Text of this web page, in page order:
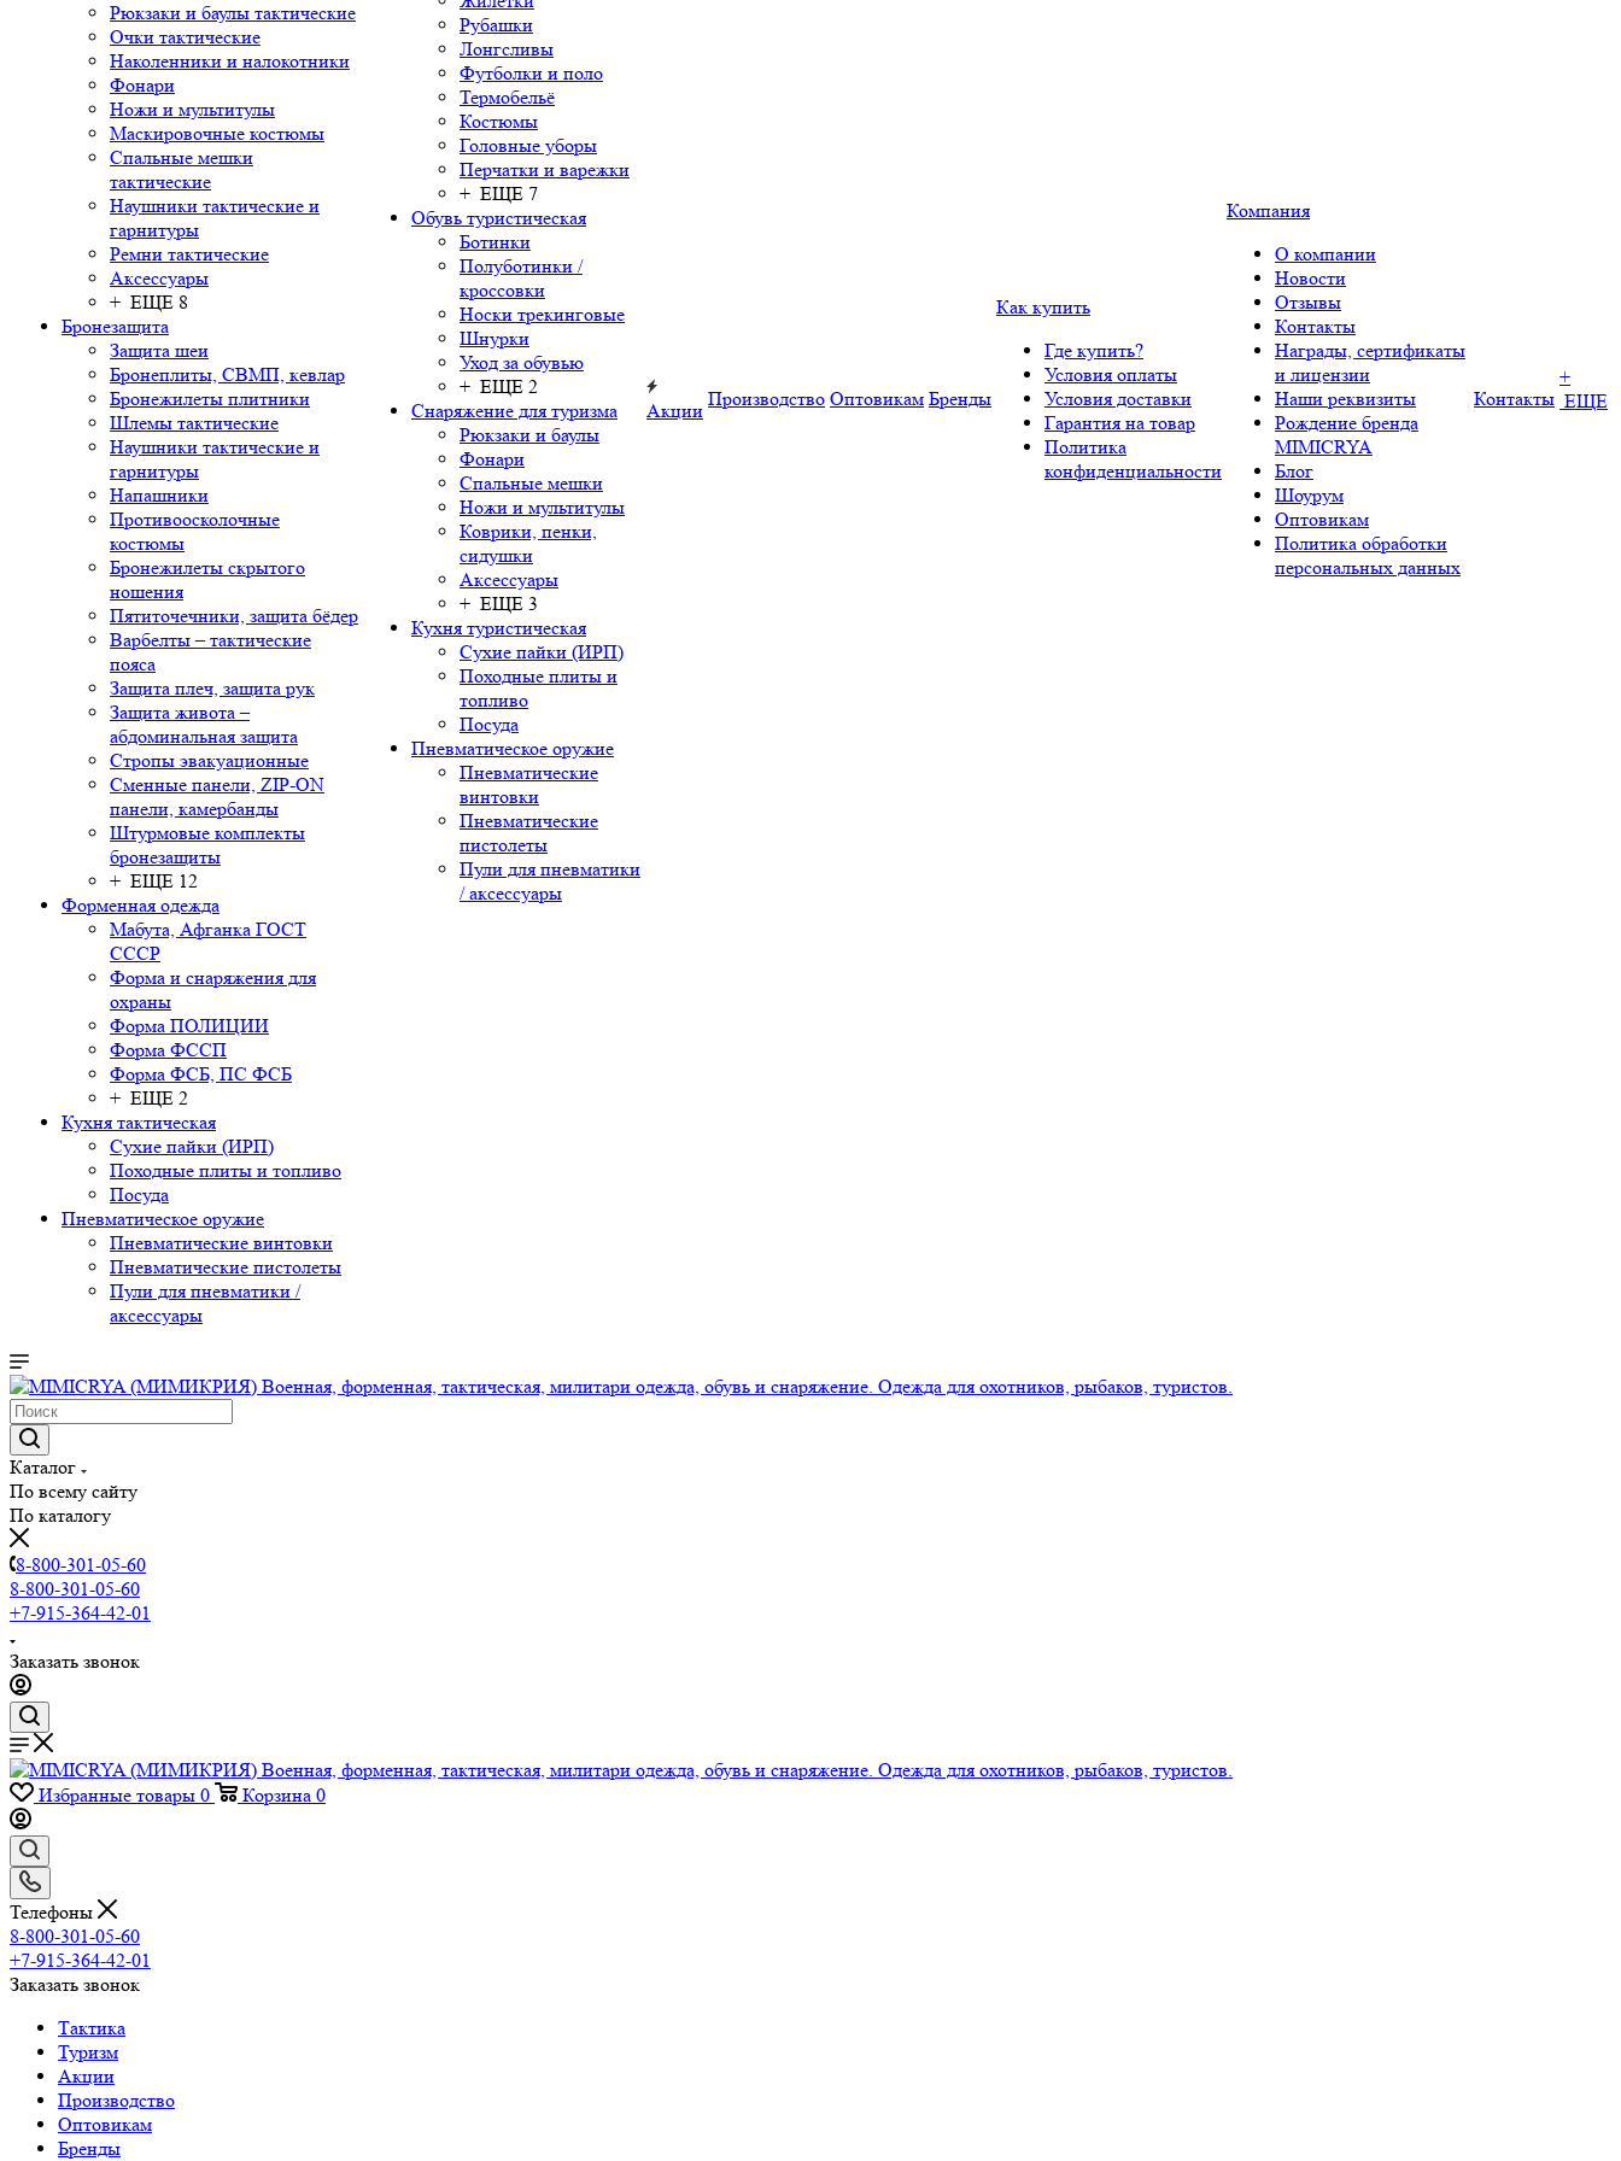
Рюкзаки и баулы тактические
Очки тактические
Наколенники и налокотники
Фонари
Ножи и мультитулы
Маскировочные костюмы
Спальные мешки
тактические
Наушники тактические и
гарнитуры
Ремни тактические
Аксессуары
+ ЕЩЕ 8
Бронезащита
Защита шеи
Бронеплиты, СВМП, кевлар
Бронежилеты плитники
Шлемы тактические
Наушники тактические и
гарнитуры
Напашники
Противоосколочные
костюмы
Бронежилеты скрытого
ношения
Пятиточечники, защита бёдер
Варбелты – тактические
пояса
Защита плеч, защита рук
Защита живота –
абдоминальная защита
Стропы эвакуационные
Сменные панели, ZIP-ON
панели, камербанды
Штурмовые комплекты
бронезащиты
+ ЕЩЕ 12
Форменная одежда
Мабута, Афганка ГОСТ
СССР
Форма и снаряжения для
охраны
Форма ПОЛИЦИИ
Форма ФССП
Форма ФСБ, ПС ФСБ
+ ЕЩЕ 2
Кухня тактическая
Сухие пайки (ИРП)
Походные плиты и топливо
Посуда
Пневматическое оружие
Пневматические винтовки
Пневматические пистолеты
Пули для пневматики /
аксессуары
Рубашки
Лонгсливы
Футболки и поло
Термобельё
Костюмы
Головные уборы
Перчатки и варежки
+ ЕЩЕ 7
Обувь туристическая
Ботинки
Полуботинки /
кроссовки
Носки трекинговые
Шнурки
Уход за обувью
+ ЕЩЕ 2
Снаряжение для туризма
Рюкзаки и баулы
Фонари
Спальные мешки
Ножи и мультитулы
Коврики, пенки,
сидушки
Аксессуары
+ ЕЩЕ 3
Кухня туристическая
Сухие пайки (ИРП)
Походные плиты и
топливо
Посуда
Пневматическое оружие
Пневматические
винтовки
Пневматические
пистолеты
Пули для пневматики
/ аксессуары
Акции
Производство Оптовикам Бренды
Как купить
Где купить?
Условия оплаты
Условия доставки
Гарантия на товар
Политика
конфиденциальности
Компания
О компании
Новости
Отзывы
Контакты
Награды, сертификаты
и лицензии
Наши реквизиты
Рождение бренда
MIMICRYA
Блог
Шоурум
Оптовикам
Политика обработки
персональных данных
Контакты
+
ЕЩЕ
Каталог
По всему сайту
По каталогу
8-800-301-05-60
8-800-301-05-60
+7-915-364-42-01
Заказать звонок
Избранные товары 0 Корзина 0
Телефоны
8-800-301-05-60
+7-915-364-42-01
Заказать звонок
Тактика
Туризм
Акции
Производство
Оптовикам
Бренды